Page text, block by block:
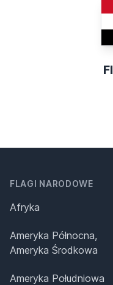
FLAGI NARODOWE
Afryka
Ameryka Północna,
Ameryka Środkowa
Ameryka Południowa